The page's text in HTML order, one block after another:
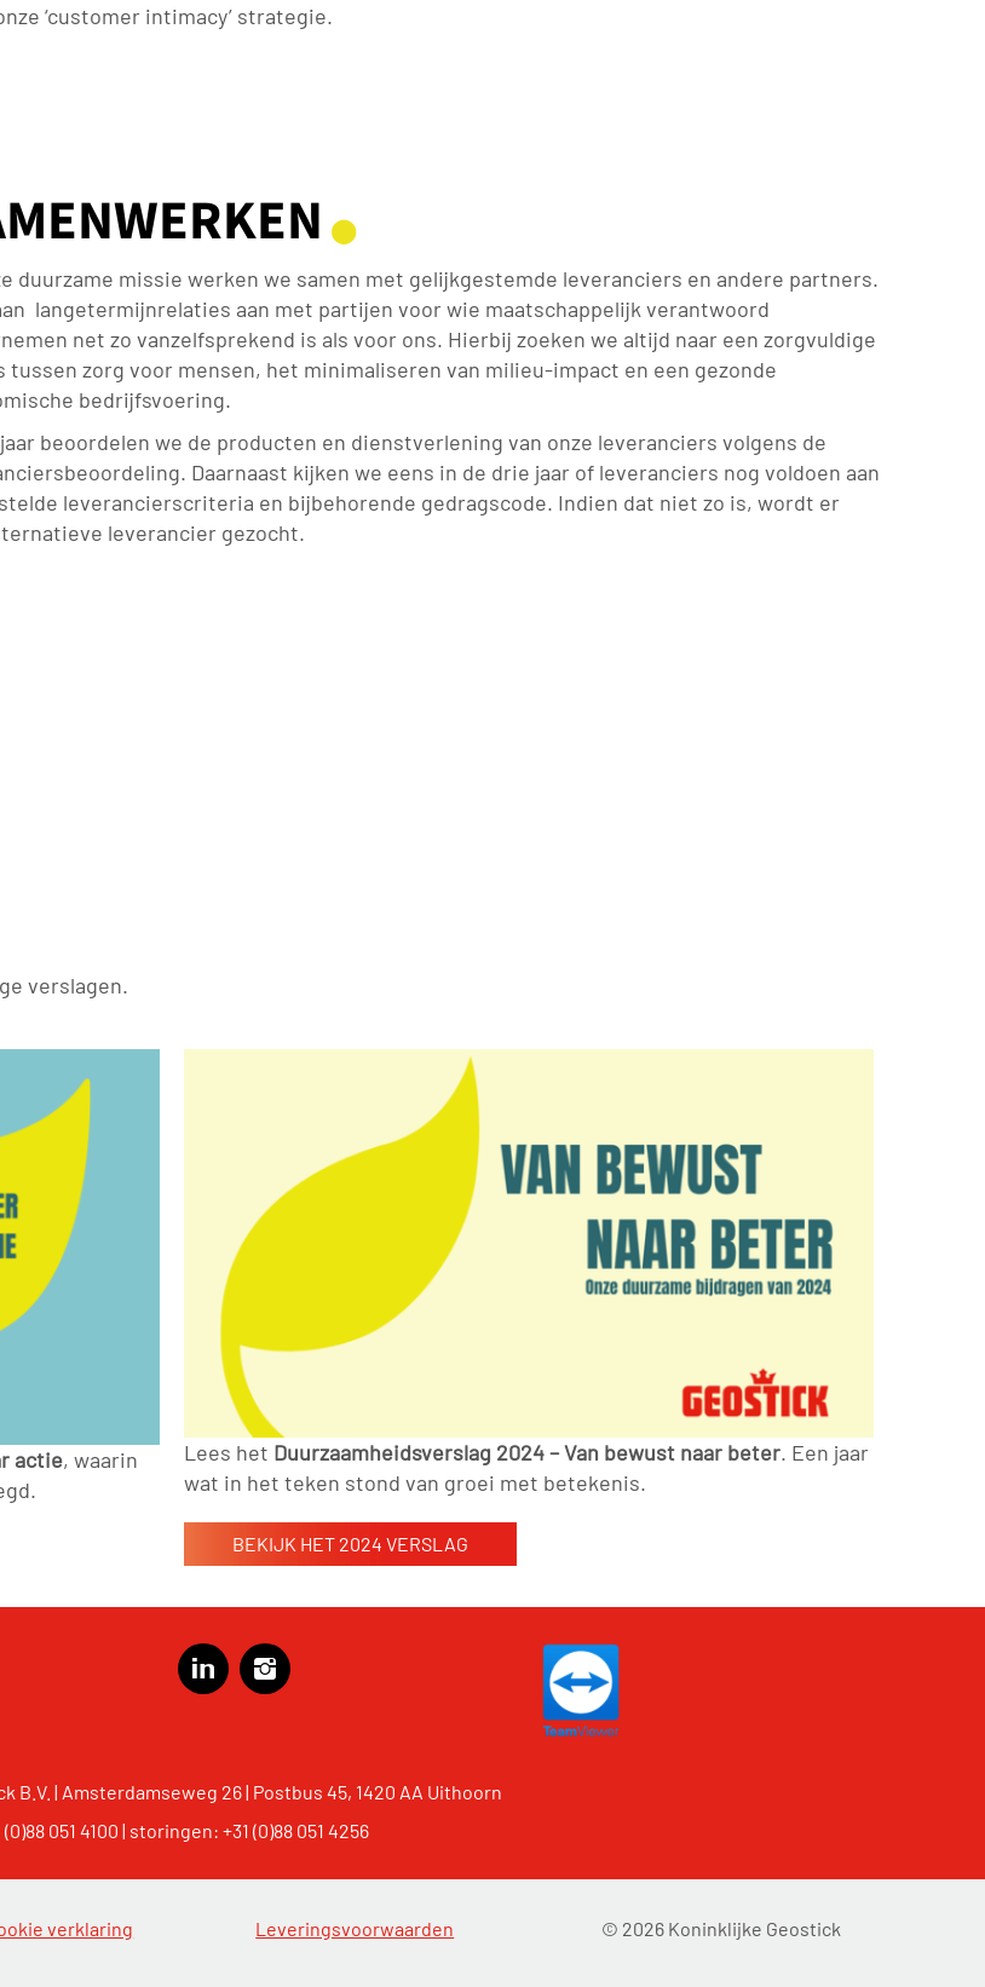
‘customer intimacy’ strategie.
⬤
duurzame missie werken we samen met gelijkgestemde leveranciers en andere partners.
langetermijnrelaties aan met partijen voor wie maatschappelijk verantwoord
net zo vanzelfsprekend is als voor ons. Hierbij zoeken we altijd naar een zorgvuldige
tussen zorg voor mensen, het minimaliseren van milieu-impact en een gezonde
bedrijfsvoering.
beoordelen we de producten en dienstverlening van onze leveranciers volgens de
Daarnaast kijken we eens in de drie jaar of leveranciers nog voldoen aan
leverancierscriteria en bijbehorende gedragscode. Indien dat niet zo is, wordt er
leverancier gezocht.
verslagen.
actie, waarin
Lees het Duurzaamheidsverslag 2024 – Van bewust naar beter. Een jaar
wat in het teken stond van groei met betekenis.
BEKIJK HET 2024 VERSLAG
B.V. | Amsterdamseweg 26 | Postbus 45, 1420 AA Uithoorn
(0)88 051 4100 | storingen: +31 (0)88 051 4256
verklaring Leveringsvoorwaarden © 2026 Koninklijke Geostick